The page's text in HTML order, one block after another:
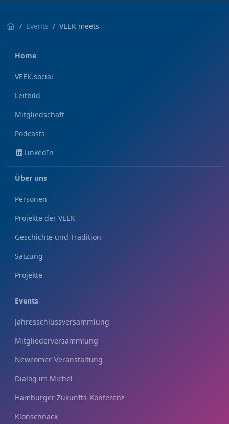
Events VEEK meets
Home
VEEK.social
Leitbild
Mitgliedschaft
Podcasts
LinkedIn
Über uns
Personen
Projekte der VEEK
Geschichte und Tradition
Satzung
Projekte
Events
Jahresschlussversammlung
Mitgliederversammlung
Newcomer-Veranstaltung
Dialog im Michel
Hamburger Zukunfts-Konferenz
Klönschnack